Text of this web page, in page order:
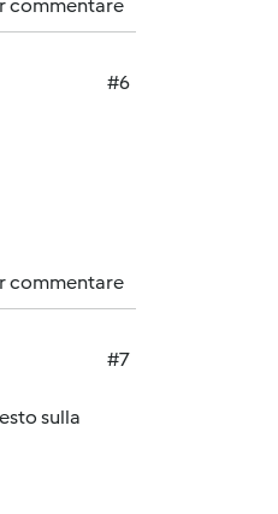
commentare
#6
commentare
#7
sulla